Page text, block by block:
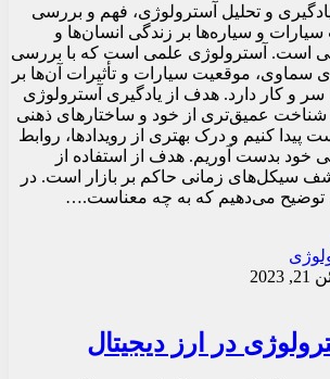
و تحلیل آسترولوژی، فهم و بررسی
سیارات و سیاره‌ها بر زندگی انسان‌ها و
است. آسترولوژی علمی است که با بررسی
سماوی، موقعیت سیارات و تأثیرات آن‌ها بر
سر و کار دارد. هدف از یادگیری آسترولوژی
شناخت عمیق‌تری از خود و ساختارهای ذهنی
پیدا کنیم و درک بهتری از رویدادها، روابط
خود بدست آوریم. هدف از استفاده از
سیکل‌های زمانی حاکم بر بازار است. در
توضیح می‌دهیم که به چه معناست.…
در ارز دیجیتال